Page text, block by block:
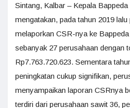
Sintang, Kalbar – Kepala
mengatakan, pada tahun 2019
melaporkan CSR-nya ke
sebanyak 27 perusahaan dengan
Rp7.763.720.623. Sementara
peningkatan cukup signifikan,
menyampaikan laporan CSRnya
terdiri dari perusahaan sawit 36,